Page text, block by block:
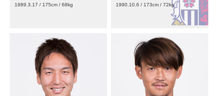
1989.3.17 / 175cm / 68kg 1990.10.6 / 173cm / 72kg